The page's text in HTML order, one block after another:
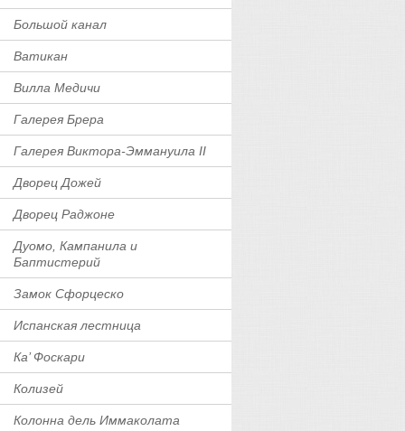
Большой канал
Ватикан
Вилла Медичи
Галерея Брера
Галерея Виктора-Эммануила II
Дворец Дожей
Дворец Раджоне
Дуомо, Кампанила и
Баптистерий
Замок Сфорцеско
Испанская лестница
Ка’ Фоскари
Колизей
Колонна дель Иммаколата